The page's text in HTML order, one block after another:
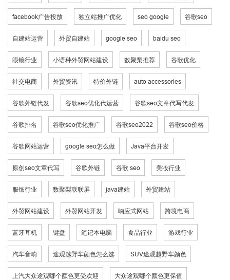
facebook广告投放 独立站推广优化 seo google 谷歌seo
自建站运营 外贸自建站 google seo baidu seo
眼镜行业 小语种外贸网站建设 数聚梨推荐 谷歌优化
社交电商 外贸资讯 特价外链 auto accessories
谷歌外链代发 谷歌seo优化代运营 谷歌seo文章代写代发
谷歌排名 谷歌seo优化推广 谷歌seo2022 谷歌seo价格
谷歌网站运营 google seo怎么做 Java平台开发
原创seo文章代写 谷歌外链 谷歌 seo 美妆行业
服饰行业 数聚梨联联屏 java建站 外贸建站
外贸网站建设 外贸网站开发 响应式网站 跨境电商
蓝牙耳机 键盘 笔记本电脑 食品行业 游戏行业
汽车音响 途观越野车颜色怎么选 SUV途观越野车颜色
上汽大众途观哪个颜色更受欢迎 大众途观哪个颜色更保值